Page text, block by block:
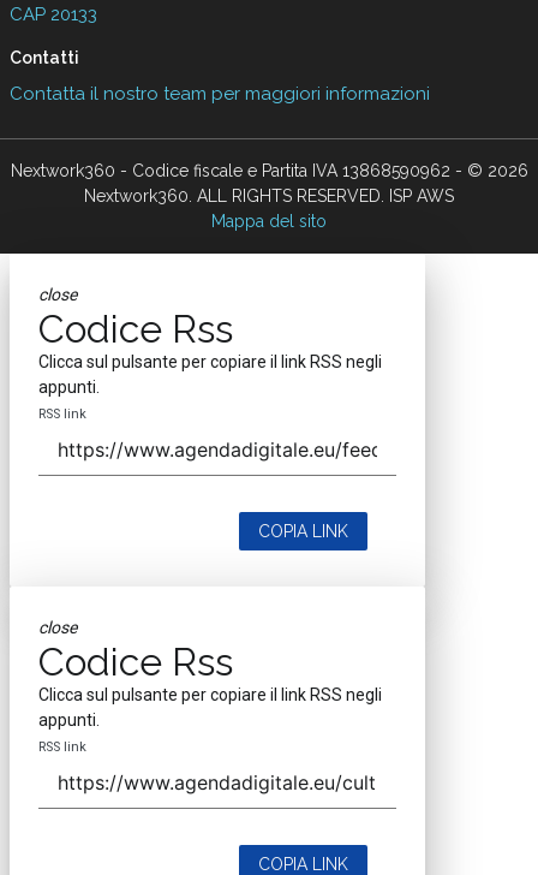
CAP 20133
Contatti
Contatta il nostro team per maggiori informazioni
Nextwork360 - Codice fiscale e Partita IVA 13868590962 - © 2026
Nextwork360. ALL RIGHTS RESERVED. ISP AWS
Mappa del sito
close
Codice Rss
Clicca sul pulsante per copiare il link RSS negli
appunti.
RSS link
COPIA LINK
close
Codice Rss
Clicca sul pulsante per copiare il link RSS negli
appunti.
RSS link
COPIA LINK